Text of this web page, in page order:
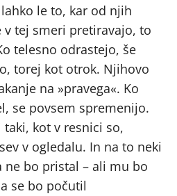
le to, kar od njih
v tej smeri pretiravajo, to
telesno odrastejo, še
torej kot otrok. Njihovo
na »pravega«. Ko
se povsem spremenijo.
kot v resnici so,
v ogledalu. In na to neki
ne bo pristal – ali mu bo
se bo počutil